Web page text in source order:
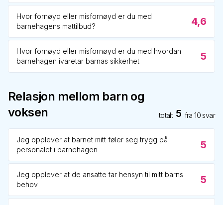
Hvor fornøyd eller misfornøyd er du med
barnehagens mattilbud?
4,6
Hvor fornøyd eller misfornøyd er du med hvordan
barnehagen ivaretar barnas sikkerhet
5
Relasjon mellom barn og
voksen
totalt 5 fra10 svar
Jeg opplever at barnet mitt føler seg trygg på
personalet i barnehagen
5
Jeg opplever at de ansatte tar hensyn til mitt barns
behov
5